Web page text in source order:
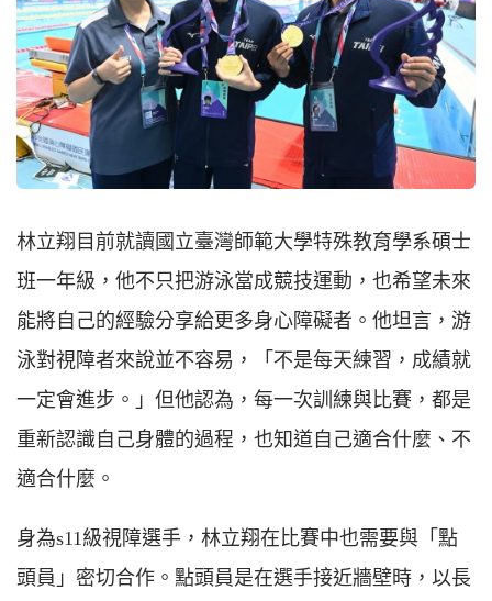
林立翔目前就讀國立臺灣師範大學特殊教育學系碩士
班一年級，他不只把游泳當成競技運動，也希望未來
能將自己的經驗分享給更多身心障礙者。他坦言，游
泳對視障者來說並不容易，「不是每天練習，成績就
一定會進步。」但他認為，每一次訓練與比賽，都是
重新認識自己身體的過程，也知道自己適合什麼、不
適合什麼。
身為s11級視障選手，林立翔在比賽中也需要與「點
頭員」密切合作。點頭員是在選手接近牆壁時，以長